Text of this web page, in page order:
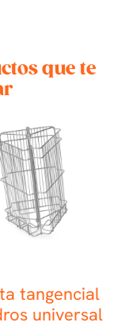
que te
tangencial
universal